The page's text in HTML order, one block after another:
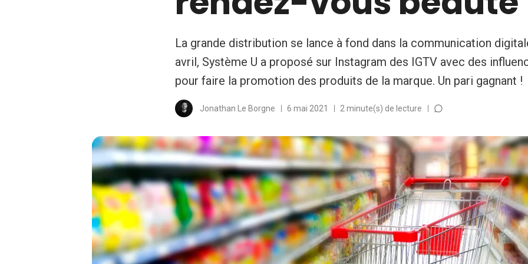
La grande distribution se lance à fond dans la communication
avril, Système U a proposé sur Instagram des IGTV avec des
pour faire la promotion des produits de la marque. Un pari gagnant !
Jonathan Le Borgne 6 mai 2021 2 minute(s) de lecture